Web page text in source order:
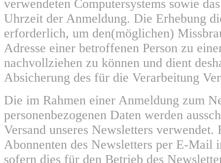
verwendeten Computersystems sowie
Uhrzeit der Anmeldung. Die Erhebung
erforderlich, um den(möglichen)
Adresse einer betroffenen Person zu
nachvollziehen zu können und dient
Absicherung des für die Verarbeitung
Die im Rahmen einer Anmeldung zum
personenbezogenen Daten werden
Versand unseres Newsletters verwendet.
Abonnenten des Newsletters per E-Mail
sofern dies für den Betrieb des